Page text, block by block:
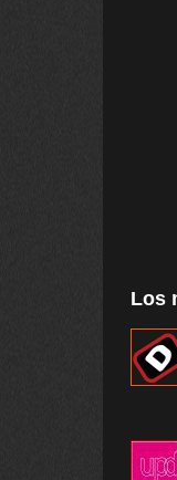
Los